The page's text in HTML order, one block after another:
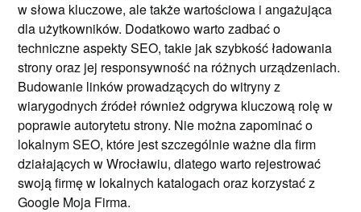
w słowa kluczowe, ale także wartościowa i angażująca
dla użytkowników. Dodatkowo warto zadbać o
techniczne aspekty SEO, takie jak szybkość ładowania
strony oraz jej responsywność na różnych urządzeniach.
Budowanie linków prowadzących do witryny z
wiarygodnych źródeł również odgrywa kluczową rolę w
poprawie autorytetu strony. Nie można zapominać o
lokalnym SEO, które jest szczególnie ważne dla firm
działających w Wrocławiu, dlatego warto rejestrować
swoją firmę w lokalnych katalogach oraz korzystać z
Google Moja Firma.